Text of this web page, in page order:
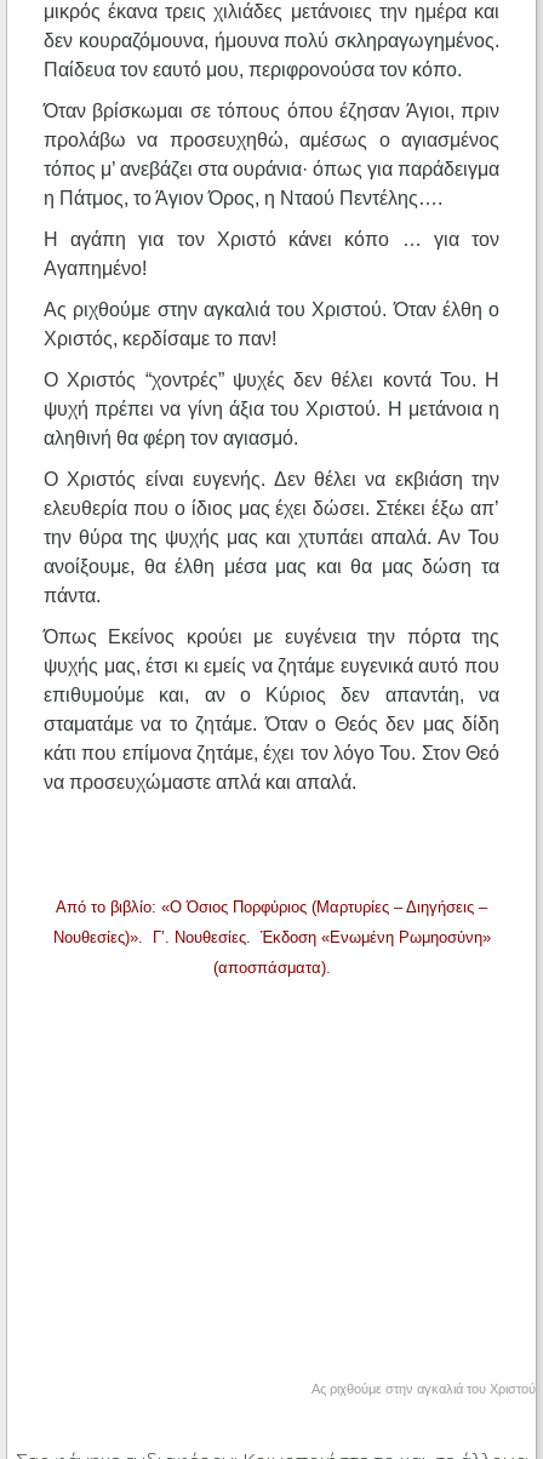
μικρός έκανα τρεις χιλιάδες μετάνοιες την ημέρα και
δεν κουραζόμουνα, ήμουνα πολύ σκληραγωγημένος.
Παίδευα τον εαυτό μου, περιφρονούσα τον κόπο.
Όταν βρίσκωμαι σε τόπους όπου έζησαν Άγιοι, πριν
προλάβω να προσευχηθώ, αμέσως ο αγιασμένος
τόπος μ’ ανεβάζει στα ουράνια· όπως για παράδειγμα
η Πάτμος, το Άγιον Όρος, η Νταού Πεντέλης….
Η αγάπη για τον Χριστό κάνει κόπο … για τον
Αγαπημένο!
Ας ριχθούμε στην αγκαλιά του Χριστού. Όταν έλθη ο
Χριστός, κερδίσαμε το παν!
Ο Χριστός “χοντρές” ψυχές δεν θέλει κοντά Του. Η
ψυχή πρέπει να γίνη άξια του Χριστού. Η μετάνοια η
αληθινή θα φέρη τον αγιασμό.
Ο Χριστός είναι ευγενής. Δεν θέλει να εκβιάση την
ελευθερία που ο ίδιος μας έχει δώσει. Στέκει έξω απ’
την θύρα της ψυχής μας και χτυπάει απαλά. Αν Του
ανοίξουμε, θα έλθη μέσα μας και θα μας δώση τα
πάντα.
Όπως Εκείνος κρούει με ευγένεια την πόρτα της
ψυχής μας, έτσι κι εμείς να ζητάμε ευγενικά αυτό που
επιθυμούμε και, αν ο Κύριος δεν απαντάη, να
σταματάμε να το ζητάμε. Όταν ο Θεός δεν μας δίδη
κάτι που επίμονα ζητάμε, έχει τον λόγο Του. Στον Θεό
να προσευχώμαστε απλά και απαλά.
Από το βιβλίο: «Ο Όσιος Πορφύριος (Μαρτυρίες – Διηγήσεις –
Νουθεσίες)». Γ’. Νουθεσίες. Έκδοση «Ενωμένη Ρωμηοσύνη»
(αποσπάσματα).
Ας ριχθούμε στην αγκαλιά του Χριστού